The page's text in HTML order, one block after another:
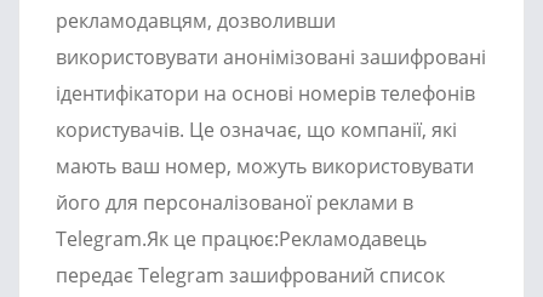
рекламодавцям, дозволивши
використовувати анонімізовані зашифровані
ідентифікатори на основі номерів телефонів
користувачів. Це означає, що компанії, які
мають ваш номер, можуть використовувати
його для персоналізованої реклами в
Telegram.Як це працює:Рекламодавець
передає Telegram зашифрований список